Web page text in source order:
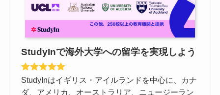
StudyInで海外大学への留学を実現しよう
StudyInはイギリス・アイルランドを中心に、カナ
ダ、アメリカ、オーストラリア、ニュージーラン